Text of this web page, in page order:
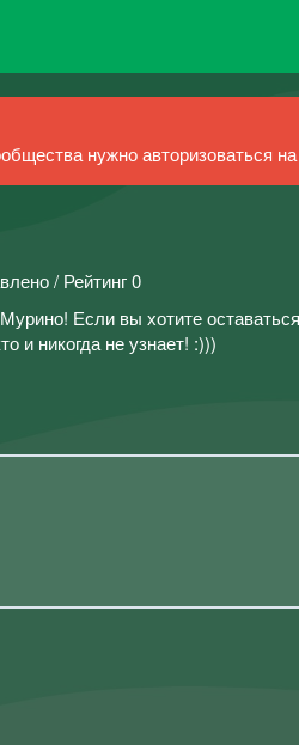
нужно авторизоваться
/ Рейтинг 0
Если вы хотите
и никогда не узнает! :)))